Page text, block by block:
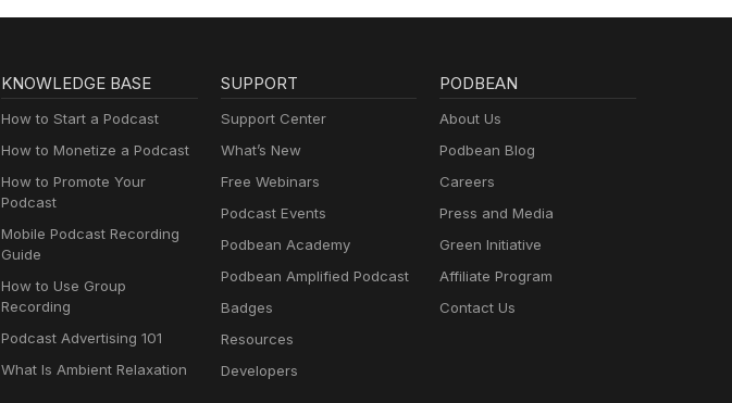
KNOWLEDGE BASE
How to Start a Podcast
How to Monetize a Podcast
How to Promote Your
Podcast
Mobile Podcast Recording
Guide
How to Use Group
Recording
Podcast Advertising 101
What Is Ambient Relaxation
SUPPORT
Support Center
What’s New
Free Webinars
Podcast Events
Podbean Academy
Podbean Amplified Podcast
Badges
Resources
Developers
PODBEAN
About Us
Podbean Blog
Careers
Press and Media
Green Initiative
Affiliate Program
Contact Us